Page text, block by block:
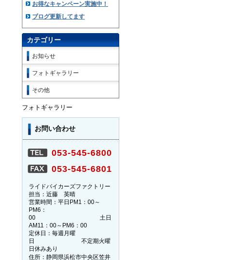
お得なキャンペーン実施中！
ブログ更新してます
カテゴリー
お知らせ
フォトギャラリー
その他
フォトギャラリー
お問い合わせ
053-545-6800
053-545-6801
ライドバイカーズファクトリー
担当：近藤 英晴
営業時間：平日PM1：00～
PM6：
00 土日
AM11：00～PM6：00
定休日：毎週月曜
日 不定期火曜
日休みあり
住所：静岡県浜松市中央区笠井